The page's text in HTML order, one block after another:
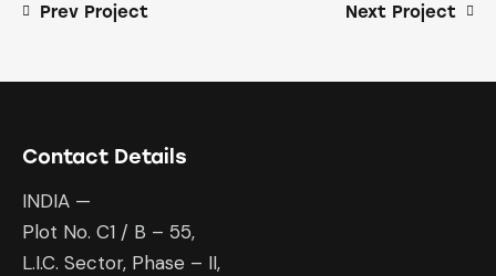
Prev Project Next Project
Contact Details
INDIA —
Plot No. C1 / B – 55,
L.I.C. Sector, Phase – II,